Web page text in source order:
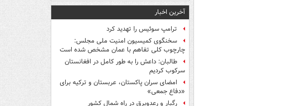
آخرین اخبار
ترامپ سوئیس را تهدید کرد
سخنگوی کمیسیون امنیت ملی مجلس:
چارچوب کلی تفاهم با عمان مشخص شده است
طالبان: داعش را به طور کامل در افغانستان
سرکوب کردیم
امضای سران پاکستان، عربستان و ترکیه برای
«دفاع جمعی»
رگبار و رعدوبرق در راه شمال کشور